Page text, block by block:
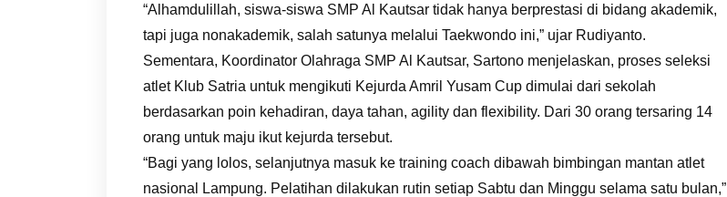
“Alhamdulillah, siswa-siswa SMP Al Kautsar tidak hanya berprestasi di bidang akademik,
tapi juga nonakademik, salah satunya melalui Taekwondo ini,” ujar Rudiyanto.
Sementara, Koordinator Olahraga SMP Al Kautsar, Sartono menjelaskan, proses seleksi
atlet Klub Satria untuk mengikuti Kejurda Amril Yusam Cup dimulai dari sekolah
berdasarkan poin kehadiran, daya tahan, agility dan flexibility. Dari 30 orang tersaring 14
orang untuk maju ikut kejurda tersebut.
“Bagi yang lolos, selanjutnya masuk ke training coach dibawah bimbingan mantan atlet
nasional Lampung. Pelatihan dilakukan rutin setiap Sabtu dan Minggu selama satu bulan,”